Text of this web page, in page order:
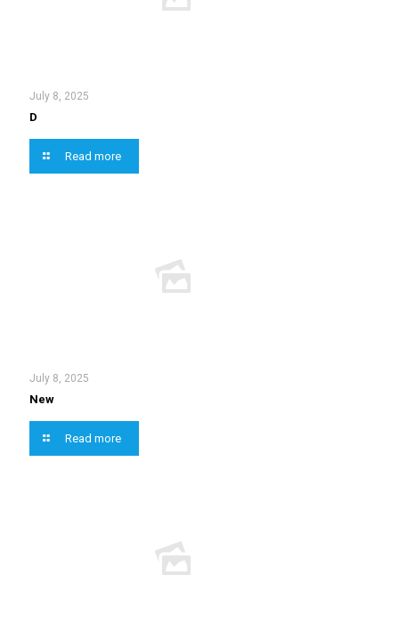
July 8, 2025
D
Read more
July 8, 2025
New
Read more